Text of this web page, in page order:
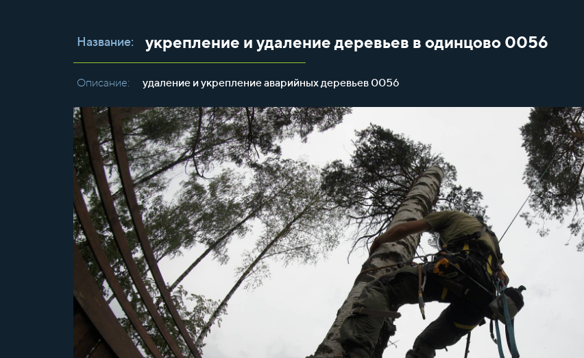
Название: укрепление и удаление деревьев в одинцово 0056
Описание: удаление и укрепление аварийных деревьев 0056